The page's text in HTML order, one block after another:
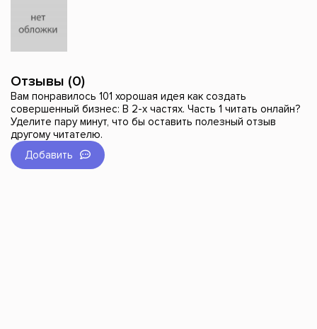
Отзывы (0)
Вам понравилось 101 хорошая идея как создать
совершенный бизнес: В 2-х частях. Часть 1 читать онлайн?
Уделите пару минут, что бы оставить полезный отзыв
другому читателю.
Добавить